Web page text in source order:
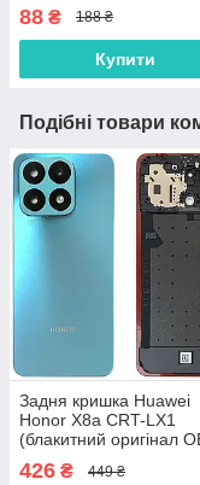
(модуля) 15 мл
88 ₴ 188 ₴
Купити
Подібні товари
Задня кришка Huawei
Honor X8a CRT-LX1
(блакитний оригінал
зі склом камери)
426 ₴ 449 ₴